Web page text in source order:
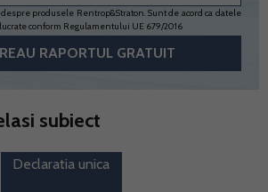
produsele Rentrop&Straton. Sunt de acord ca datele
conform Regulamentului UE 679/2016
subiect
Declaratia unica